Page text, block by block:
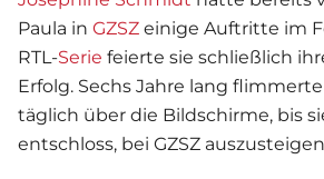
Paula in GZSZ einige Auftritte im
RTL-Serie feierte sie schließlich
Erfolg. Sechs Jahre lang
täglich über die Bildschirme, bis
entschloss, bei GZSZ